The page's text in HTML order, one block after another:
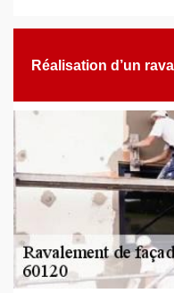
Réalisation d’un